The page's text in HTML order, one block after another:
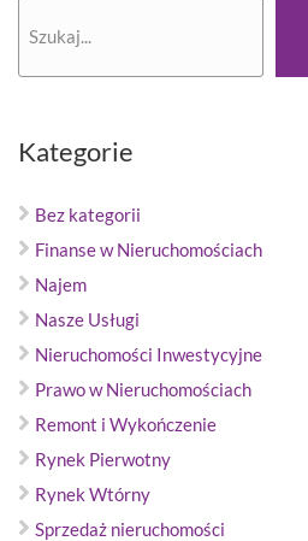
Kategorie
Bez kategorii
Finanse w Nieruchomościach
Najem
Nasze Usługi
Nieruchomości Inwestycyjne
Prawo w Nieruchomościach
Remont i Wykończenie
Rynek Pierwotny
Rynek Wtórny
Sprzedaż nieruchomości